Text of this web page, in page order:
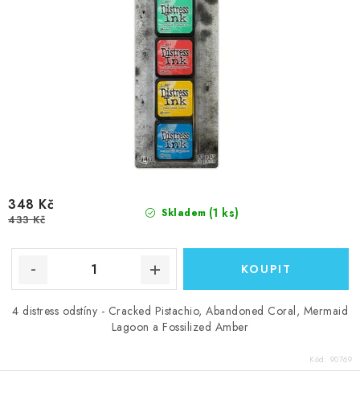
Skladem (1 ks)
348 Kč
433 Kč
4 distress odstíny - Cracked Pistachio, Abandoned Coral, Mermaid
Lagoon a Fossilized Amber
Kód: 90769